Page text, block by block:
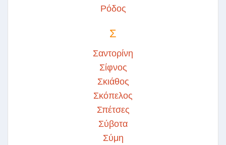
Ρόδος
Σ
Σαντορίνη
Σίφνος
Σκιάθος
Σκόπελος
Σπέτσες
Σύβοτα
Σύμη